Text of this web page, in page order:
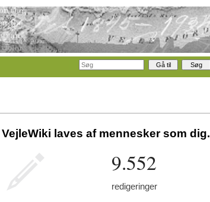
VejleWiki laves af mennesker som dig.
9.552
redigeringer